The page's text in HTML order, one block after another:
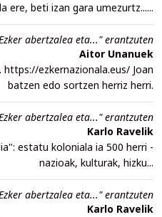
ere, beti izan gara umezurtz......
abertzalea eta..." erantzuten
Aitor Unanuek
https://ezkernazionala.eus/ Joan
batzen edo sortzen herriz herri.
abertzalea eta..." erantzuten
Karlo Ravelik
estatu koloniala ia 500 herri -
nazioak, kulturak, hizku...
abertzalea eta..." erantzuten
Karlo Ravelik